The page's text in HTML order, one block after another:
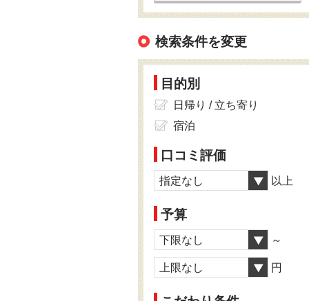
検索条件を変更
目的別
日帰り / 立ち寄り
宿泊
口コミ評価
指定なし 以上
予算
下限なし ～
上限なし 円